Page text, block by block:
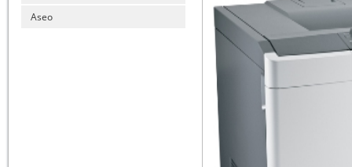
Aseo